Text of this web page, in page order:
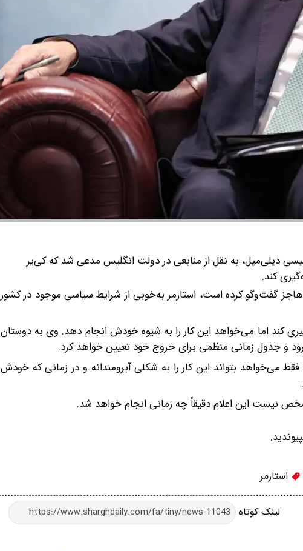
دیلی‌میل، به نقل از منابعی در دولت انگلیس مدعی شد که کی‌یر
کند.
گفت‌وگو کرده است، استارمر به‌خوبی از شرایط سیاسی موجود در کشور
کند اما می‌خواهد این کار را به شیوه خودش انجام دهد. وی به دوستان
و جدول زمانی منظمی برای خروج خود تعیین خواهد کرد.
می‌خواهد بتواند این کار را به شکلی آبرومندانه و در زمانی که خودش
نیست این اعلام دقیقاً چه زمانی انجام خواهد شد.
استارمر
لینک کوتاه